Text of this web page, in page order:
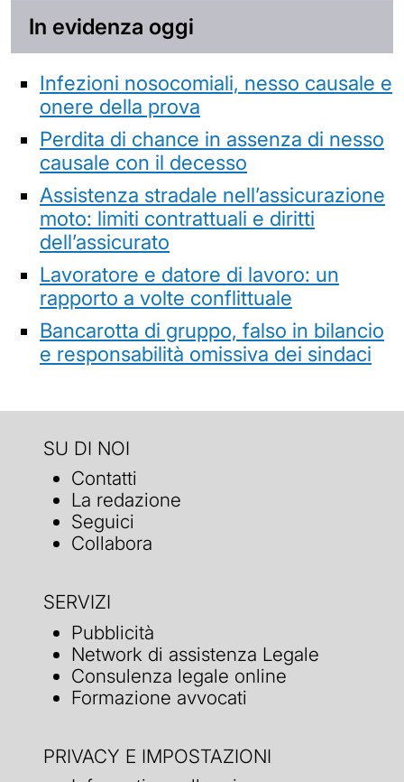
In evidenza oggi
Infezioni nosocomiali, nesso causale e
onere della prova
Perdita di chance in assenza di nesso
causale con il decesso
Assistenza stradale nell’assicurazione
moto: limiti contrattuali e diritti
dell’assicurato
Lavoratore e datore di lavoro: un
rapporto a volte conflittuale
Bancarotta di gruppo, falso in bilancio
e responsabilità omissiva dei sindaci
SU DI NOI
Contatti
La redazione
Seguici
Collabora
SERVIZI
Pubblicità
Network di assistenza Legale
Consulenza legale online
Formazione avvocati
PRIVACY E IMPOSTAZIONI